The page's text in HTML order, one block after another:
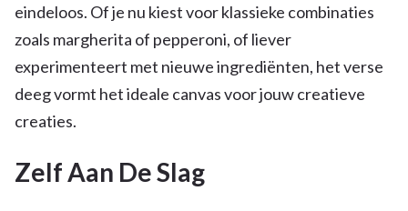
eindeloos. Of je nu kiest voor klassieke combinaties
zoals margherita of pepperoni, of liever
experimenteert met nieuwe ingrediënten, het verse
deeg vormt het ideale canvas voor jouw creatieve
creaties.
Zelf Aan De Slag